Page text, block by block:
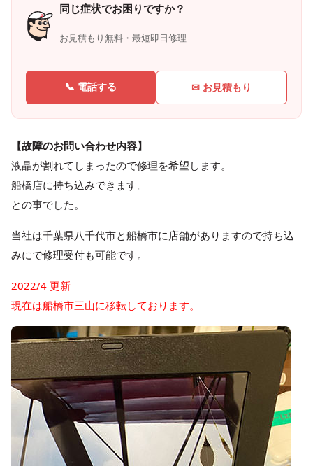
同じ症状でお困りですか？
お見積もり無料・最短即日修理
📞 電話する ✉ お見積もり
【故障のお問い合わせ内容】
液晶が割れてしまったので修理を希望します。
船橋店に持ち込みできます。
との事でした。
当社は千葉県八千代市と船橋市に店舗がありますので持ち込
みにで修理受付も可能です。
2022/4 更新
現在は船橋市三山に移転しております。